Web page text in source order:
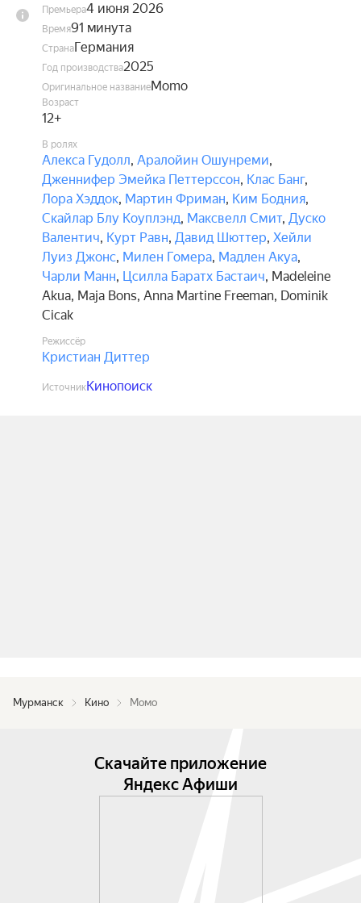
Премьера4 июня 2026
Время91 минута
СтранаГермания
Год производства2025
Оригинальное названиеMomo
Возраст
12+
В ролях
Алекса Гудолл, Аралойин Ошунреми,
Дженнифер Эмейка Петтерссон, Клас Банг,
Лора Хэддок, Мартин Фриман, Ким Бодния,
Скайлар Блу Коуплэнд, Максвелл Смит, Дуско
Валентич, Курт Равн, Давид Шюттер, Хейли
Луиз Джонс, Милен Гомера, Мадлен Акуа,
Чарли Манн, Цсилла Баратх Бастаич, Madeleine
Akua, Maja Bons, Anna Martine Freeman, Dominik
Cicak
Режиссёр
Кристиан Диттер
ИсточникКинопоиск
Мурманск Кино Момо
Скачайте приложение
Яндекс Афиши